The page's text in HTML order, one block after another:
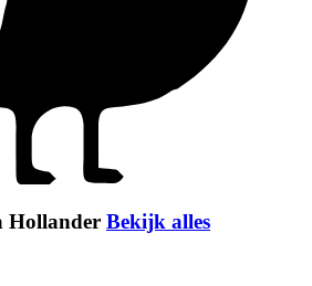
Hollander Bekijk alles